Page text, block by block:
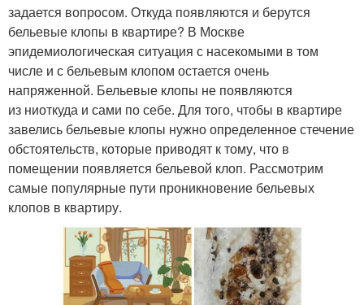
задается вопросом. Откуда появляются и берутся
бельевые клопы в квартире? В Москве
эпидемиологическая ситуация с насекомыми в том
числе и с бельевым клопом остается очень
напряженной. Бельевые клопы не появляются
из ниоткуда и сами по себе. Для того, чтобы в квартире
завелись бельевые клопы нужно определенное стечение
обстоятельств, которые приводят к тому, что в
помещении появляется бельевой клоп. Рассмотрим
самые популярные пути проникновение бельевых
клопов в квартиру.